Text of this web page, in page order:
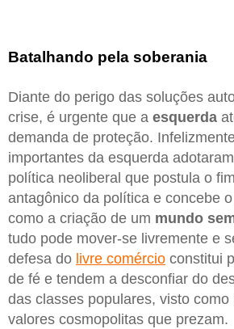
Batalhando pela soberania
Diante do perigo das soluções
crise, é urgente que a esquerda
demanda de proteção.
importantes da esquerda
política neoliberal que postula o
antagônico da política e concebe
como a criação de um mundo
tudo pode mover-se livremente e
defesa do livre comércio constitui
de fé e tendem a desconfiar do
das classes populares, visto
valores cosmopolitas que prezam.